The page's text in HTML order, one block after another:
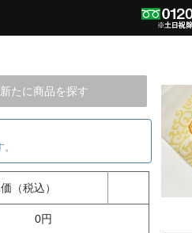
たに商品を探す
（税込）
0円